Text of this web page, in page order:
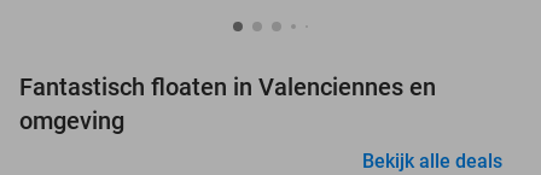
Fantastisch floaten in Valenciennes en
omgeving
Bekijk alle deals